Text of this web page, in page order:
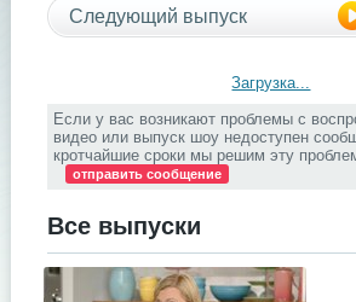
Следующий выпуск
Загрузка...
Если у вас возникают проблемы с
видео или выпуск шоу недоступен
кротчайшие сроки мы решим эту
отправить сообщение
Все выпуски